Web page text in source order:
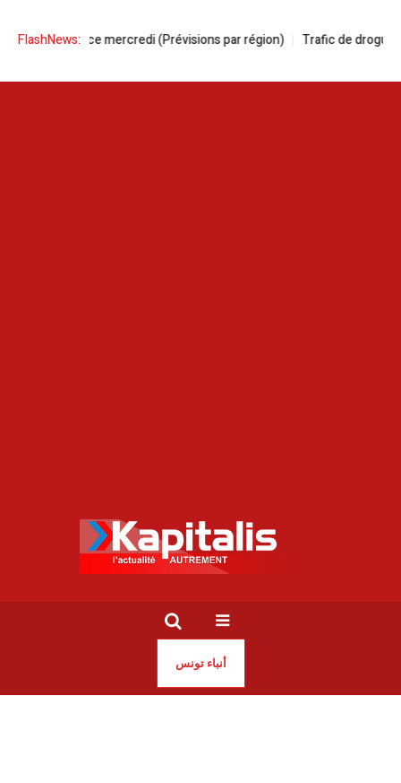
FlashNews:
ce mercredi (Prévisions par région) Trafic de drogues | Un réseau
أنباء تونس